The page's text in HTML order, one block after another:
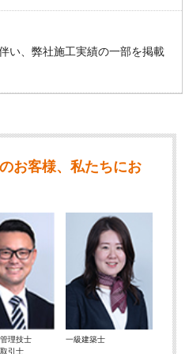
い、弊社施工実績の一部を掲載
お客様、私たちにお
理技士
引士
一級建築士